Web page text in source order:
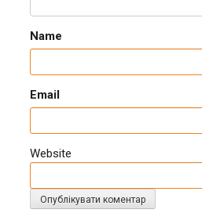
Name
Email
Website